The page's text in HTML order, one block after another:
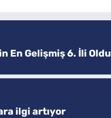
En Gelişmiş 6. İli Oldu
ilgi artıyor